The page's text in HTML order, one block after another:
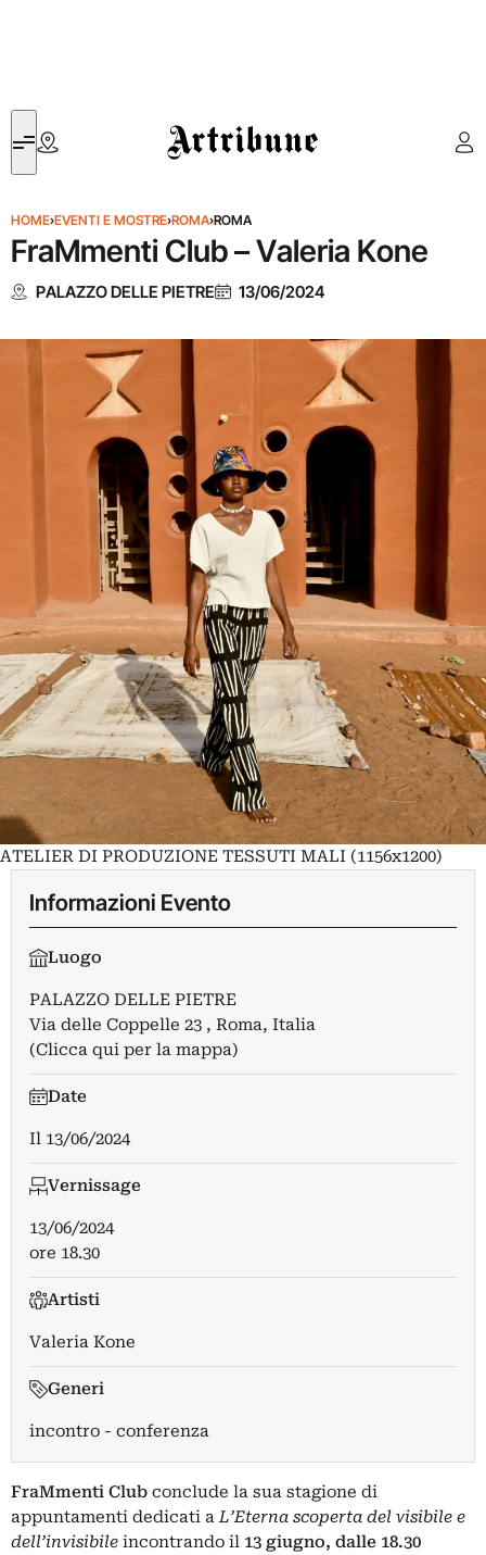
Artribune
HOME›EVENTI E MOSTRE›ROMA›ROMA
FraMmenti Club – Valeria Kone
PALAZZO DELLE PIETRE 13/06/2024
ATELIER DI PRODUZIONE TESSUTI MALI (1156x1200)
Informazioni Evento
Luogo
PALAZZO DELLE PIETRE
Via delle Coppelle 23 , Roma, Italia
(Clicca qui per la mappa)
Date
Il 13/06/2024
Vernissage
13/06/2024
ore 18.30
Artisti
Valeria Kone
Generi
incontro - conferenza
FraMmenti Club conclude la sua stagione di
appuntamenti dedicati aL’Eterna scoperta del visibile e
dell’invisibile incontrando il 13 giugno, dalle 18.30